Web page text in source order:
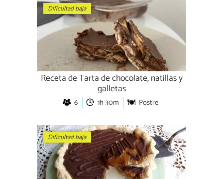
Dificultad baja
Receta de Tarta de chocolate, natillas y
galletas
6 1h 30m Postre
Dificultad baja